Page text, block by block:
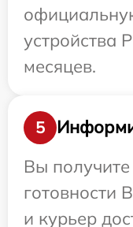
устройства
месяцев.
5
Вы
готовности
и курьер